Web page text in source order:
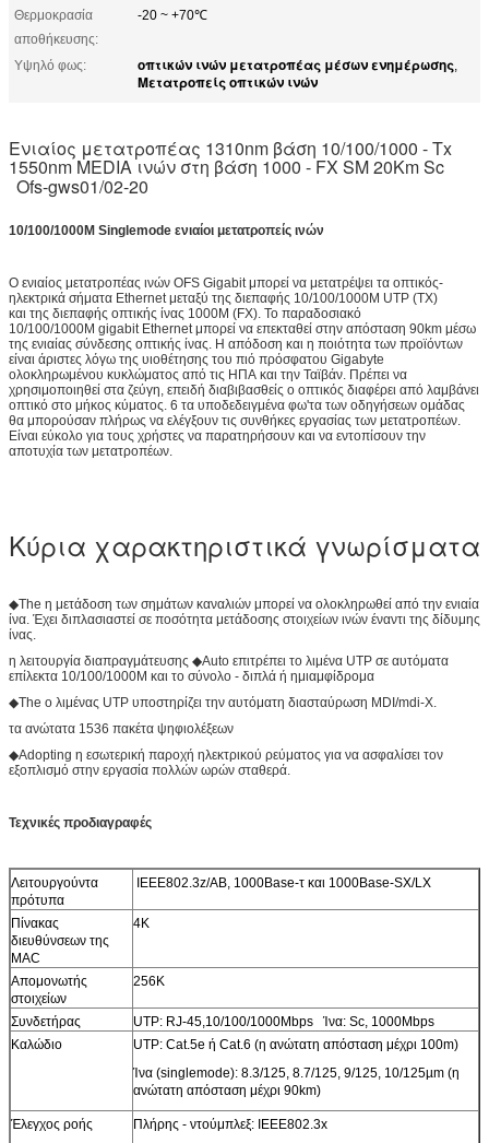
Θερμοκρασία
αποθήκευσης:
-20 ~ +70℃
Υψηλό φως: οπτικών ινών μετατροπέας μέσων ενημέρωσης,
Μετατροπείς οπτικών ινών
Ενιαίος μετατροπέας 1310nm βάση 10/100/1000 - Tx
1550nm MEDIA ινών στη βάση 1000 - FX SM 20Km Sc
Ofs-gws01/02-20
10/100/1000M Singlemode ενιαίοι μετατροπείς ινών
Ο ενιαίος μετατροπέας ινών OFS Gigabit μπορεί να μετατρέψει τα οπτικός-
ηλεκτρικά σήματα Ethernet μεταξύ της διεπαφής 10/100/1000M UTP (TX)
και της διεπαφής οπτικής ίνας 1000M (FX). Το παραδοσιακό
10/100/1000M gigabit Ethernet μπορεί να επεκταθεί στην απόσταση 90km μέσω
της ενιαίας σύνδεσης οπτικής ίνας. Η απόδοση και η ποιότητα των προϊόντων
είναι άριστες λόγω της υιοθέτησης του πιό πρόσφατου Gigabyte
ολοκληρωμένου κυκλώματος από τις ΗΠΑ και την Ταϊβάν. Πρέπει να
χρησιμοποιηθεί στα ζεύγη, επειδή διαβιβασθείς ο οπτικός διαφέρει από λαμβάνει
οπτικό στο μήκος κύματος. 6 τα υποδεδειγμένα φω'τα των οδηγήσεων ομάδας
θα μπορούσαν πλήρως να ελέγξουν τις συνθήκες εργασίας των μετατροπέων.
Είναι εύκολο για τους χρήστες να παρατηρήσουν και να εντοπίσουν την
αποτυχία των μετατροπέων.
Κύρια χαρακτηριστικά γνωρίσματα
◆The η μετάδοση των σημάτων καναλιών μπορεί να ολοκληρωθεί από την ενιαία
ίνα. Έχει διπλασιαστεί σε ποσότητα μετάδοσης στοιχείων ινών έναντι της δίδυμης
ίνας.
η λειτουργία διαπραγμάτευσης ◆Auto επιτρέπει το λιμένα UTP σε αυτόματα
επίλεκτα 10/100/1000M και το σύνολο - διπλά ή ημιαμφίδρομα
◆The ο λιμένας UTP υποστηρίζει την αυτόματη διασταύρωση MDI/mdi-Χ.
τα ανώτατα 1536 πακέτα ψηφιολέξεων
◆Adopting η εσωτερική παροχή ηλεκτρικού ρεύματος για να ασφαλίσει τον
εξοπλισμό στην εργασία πολλών ωρών σταθερά.
Τεχνικές προδιαγραφές
Λειτουργούντα
πρότυπα
IEEE802.3z/AB, 1000Base-τ και 1000Base-SX/LX
Πίνακας
διευθύνσεων της
MAC
4K
Απομονωτής
στοιχείων
256K
Συνδετήρας
UTP: RJ-45,10/100/1000Mbps Ίνα: Sc, 1000Mbps
Καλώδιο
UTP: Cat.5e ή Cat.6 (η ανώτατη απόσταση μέχρι 100m)
Ίνα (singlemode): 8.3/125, 8.7/125, 9/125, 10/125µm (η
ανώτατη απόσταση μέχρι 90km)
Έλεγχος ροής
Πλήρης - ντούμπλεξ: IEEE802.3x